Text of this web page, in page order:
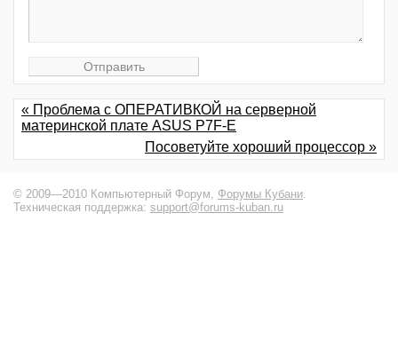
« Проблема с ОПЕРАТИВКОЙ на серверной
материнской плате ASUS P7F-E
Посоветуйте хороший процессор »
© 2009—2010 Компьютерный Форум, Форумы Кубани
Техническая поддержка: support@forums-kuban.ru